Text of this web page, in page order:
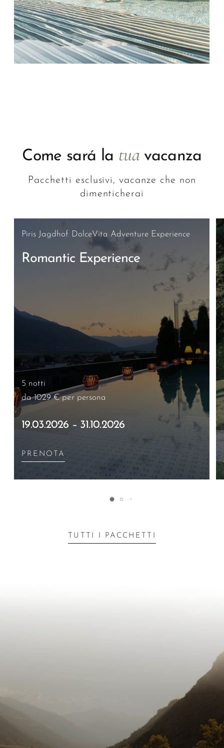
Come sará la tuavacanza
Pacchetti esclusivi, vacanze che non
dimenticherai
Piris Jagdhof DolceVita Adventure Experience
Romantic Experience
5 notti
da 1029 €per persona
19.03.2026 – 31.10.2026
PRENOTA
TUTTI I PACCHETTI